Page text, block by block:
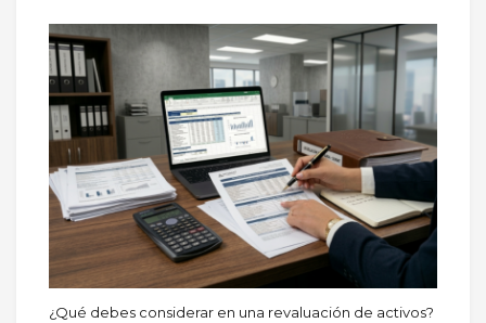
¿Qué debes considerar en una revaluación de activos?